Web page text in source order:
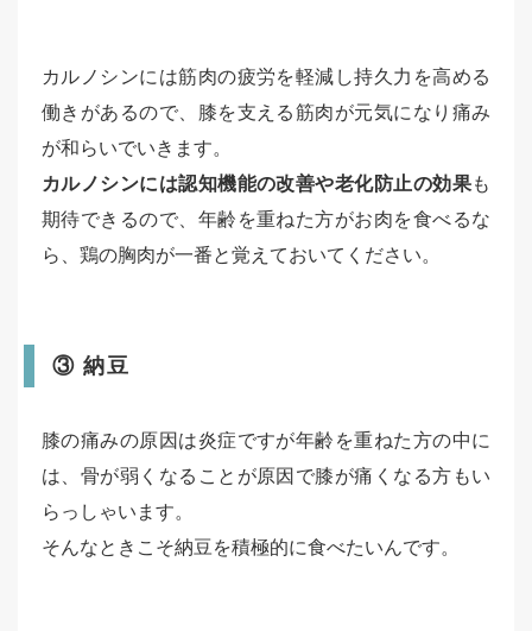
カルノシンには筋肉の疲労を軽減し持久力を高める
働きがあるので、膝を支える筋肉が元気になり痛み
が和らいでいきます。
カルノシンには認知機能の改善や老化防止の効果も
期待できるので、年齢を重ねた方がお肉を食べるな
ら、鶏の胸肉が一番と覚えておいてください。
③ 納豆
膝の痛みの原因は炎症ですが年齢を重ねた方の中に
は、骨が弱くなることが原因で膝が痛くなる方もい
らっしゃいます。
そんなときこそ納豆を積極的に食べたいんです。